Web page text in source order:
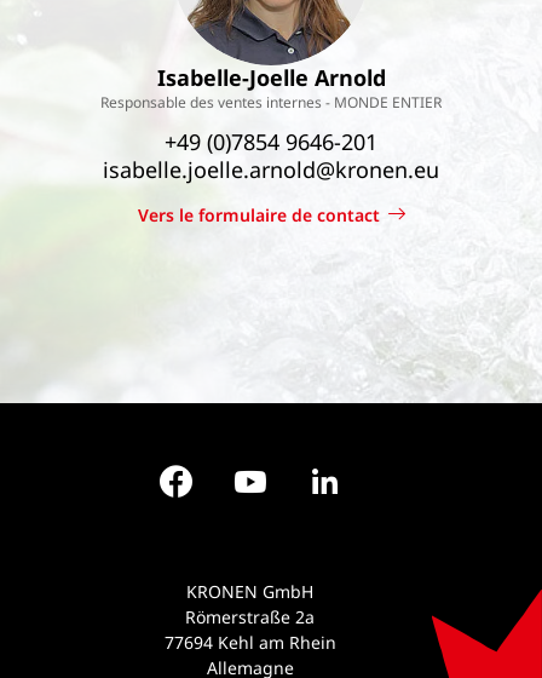
Isabelle-Joelle Arnold
Responsable des ventes internes - MONDE ENTIER
+49 (0)7854 9646-201
isabelle.joelle.arnold@kronen.eu
Vers le formulaire de contact
FacebookYouTube
KRONEN GmbH
Römerstraße 2a
77694 Kehl am Rhein
Allemagne